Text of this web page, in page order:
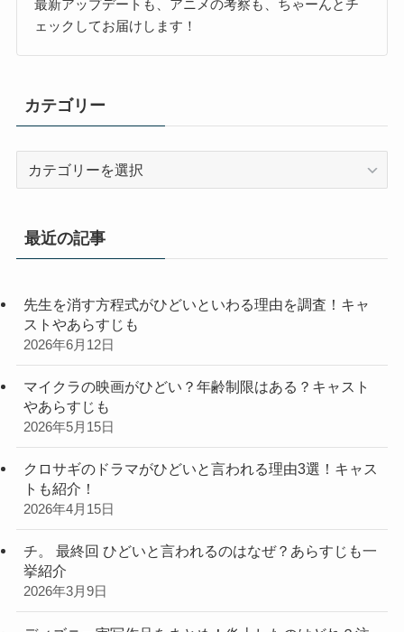
最新アップデートも、アニメの考察も、ちゃーんとチ
ェックしてお届けします！
カテゴリー
リ
最近の記事
先生を消す方程式がひどいといわる理由を調査！キャ
ストやあらすじも
2026年6月12日
マイクラの映画がひどい？年齢制限はある？キャスト
やあらすじも
2026年5月15日
クロサギのドラマがひどいと言われる理由3選！キャス
トも紹介！
2026年4月15日
チ。 最終回 ひどいと言われるのはなぜ？あらすじも一
挙紹介
2026年3月9日